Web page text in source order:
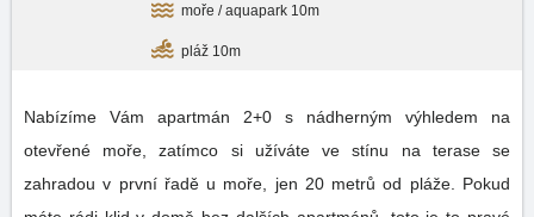
moře / aquapark 10m
pláž 10m
Nabízíme Vám apartmán 2+0 s nádherným výhledem na
otevřené moře, zatímco si užíváte ve stínu na terase se
zahradou v první řadě u moře, jen 20 metrů od pláže. Pokud